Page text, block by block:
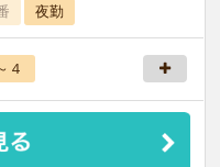
夜勤
４